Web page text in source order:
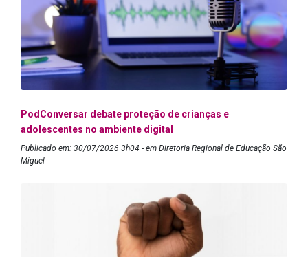
PodConversar debate proteção de crianças e
adolescentes no ambiente digital
Publicado em: 30/07/2026 3h04 - em Diretoria Regional de Educação São
Miguel